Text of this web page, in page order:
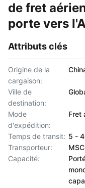
de fret
porte vers
Attributs clés
Origine de la
cargaison:
Ville de
destination:
Mode
d'expédition:
Fret
Temps de transit: 5 -
Transporteur:
Capacité: